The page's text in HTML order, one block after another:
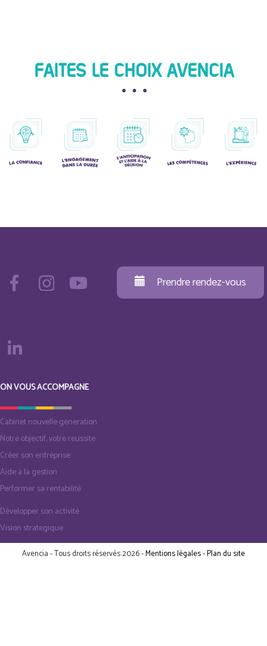
FAITES LE CHOIX AVENCIA
Prendre rendez-vous
ON VOUS ACCOMPAGNE
Cabinet nouvelle generation
Notre objectif, votre reussite
Créer son entreprise
Aide a la gestion
Performer sa rentabilité
Développer son activité
Vision strategique
Avencia - Tous droits réservés 2026 -Mentions légales-Plan du site